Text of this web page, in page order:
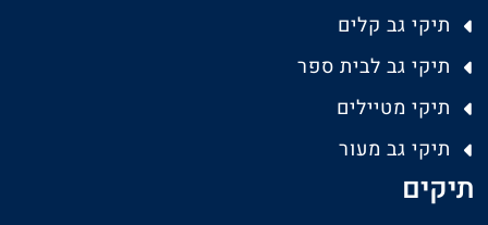
תיקי גב קלים
תיקי גב לבית ספר
תיקי מטיילים
תיקי גב מעור
תיקים